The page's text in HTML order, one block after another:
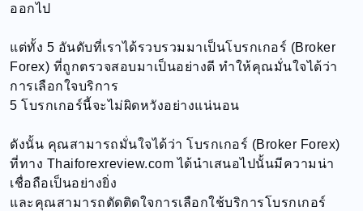
ออกไป
แต่ทั้ง 5 อันดับที่เราได้รวบรวมมาเป็นโบรกเกอร์ (Broker
Forex) ที่ถูกตรวจสอบมาเป็นอย่างดี ทำให้คุณมั่นใจได้ว่า
การเลือกใจบริการ
5 โบรกเกอร์นี้จะไม่ผิดหวังอย่างแน่นอน
ดังนั้น คุณสามารถมั่นใจได้ว่า โบรกเกอร์ (Broker Forex)
ที่ทาง Thaiforexreview.com ได้นำเสนอไปนั้นมีความน่า
เชื่อถือเป็นอย่างยิ่ง
และคุณสามารถตัดติดใจการเลือกใช้บริการโบรกเกอร์